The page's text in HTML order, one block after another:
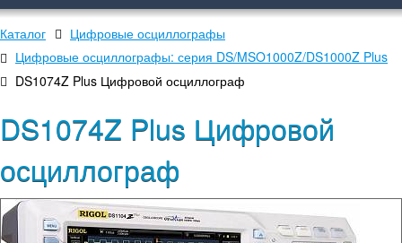
Каталог
Цифровые осциллографы
Цифровые осциллографы: серия DS/MSO1000Z/DS1000Z Plus
DS1074Z Plus Цифровой осциллограф
DS1074Z Plus Цифровой
осциллограф